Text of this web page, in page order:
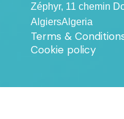
Zéphyr, 11 chemin
AlgiersAlgeria
Terms &
Cookie policy